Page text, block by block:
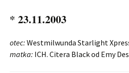
* 23.11.2003
otec: Westmilwunda Starlight
matka: ICH. Citera Black od Emy